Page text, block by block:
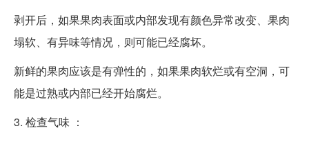
剥开后，如果果肉表面或内部发现有颜色异常改变、果肉
塌软、有异味等情况，则可能已经腐坏。
新鲜的果肉应该是有弹性的，如果果肉软烂或有空洞，可
能是过熟或内部已经开始腐烂。
3. 检查气味 ：